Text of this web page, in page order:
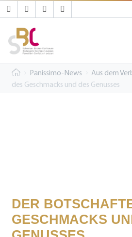
Panissimo-News Aus dem
des Geschmacks und des Genusses
DER
GESCHMACKS